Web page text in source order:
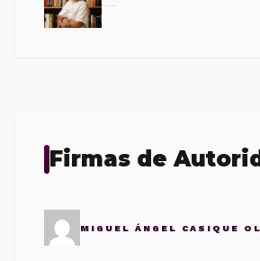
Firmas de
MIGUEL ÁNGEL CASIQUE